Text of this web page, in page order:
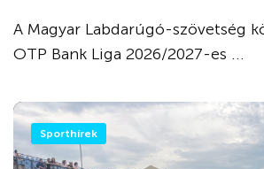
A Magyar Labdarúgó-szövetség
OTP Bank Liga 2026/2027-es ...
Sporthírek